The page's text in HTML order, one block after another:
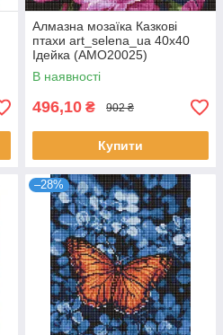
Алмазна мозаїка Казкові
птахи art_selena_ua 40х40
Ідейка (AMO20025)
В наявності
496,10 ₴ 902 ₴
Купити
–28%